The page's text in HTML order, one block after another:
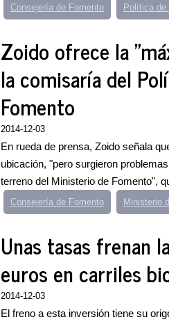
Consejería de Fomento Política de
Zoido ofrece la
la comisaría del
Fomento
2014-12-03
En rueda de prensa, Zoido señala
ubicación, "pero surgieron
terreno del Ministerio de Fomento",
Consejería de Fomento Ministerio
Unas tasas frenan
euros en carriles
2014-12-03
El freno a esta inversión tiene su